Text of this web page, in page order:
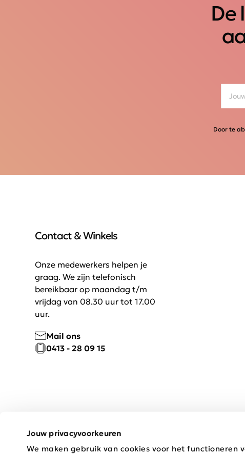
Jouw privacyvoorkeuren
We maken gebruik van cookies voor het
De
Door te
Contact & Winkels
Onze medewerkers helpen je
graag. We zijn telefonisch
bereikbaar op maandag t/m
vrijdag van 08.30 uur tot 17.00
uur.
Mail ons
0413 - 28 09 15